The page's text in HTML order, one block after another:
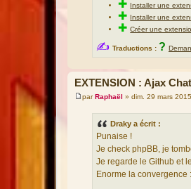
✚ Installer une
✚ Installer une
✚Créer une
✍ Traductions : ?
EXTENSION : Ajax
M
parRaphaël » dim. 29 mars
Draky a écrit :
Punaise !
Je check phpBB, je
Je regarde le Github et
Enorme la convergence